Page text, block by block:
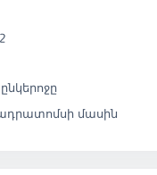
մասին